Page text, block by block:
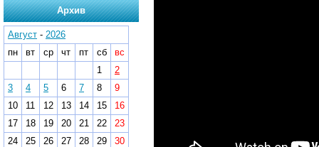
Архив
Август - 2026
пн
вт ср чт пт сб
вс
1
2
3
4 5 6 7 8
9
10
11 12 13 14 15
16
17
18 19 20 21 22
23
24
25 26 27 28 29
30